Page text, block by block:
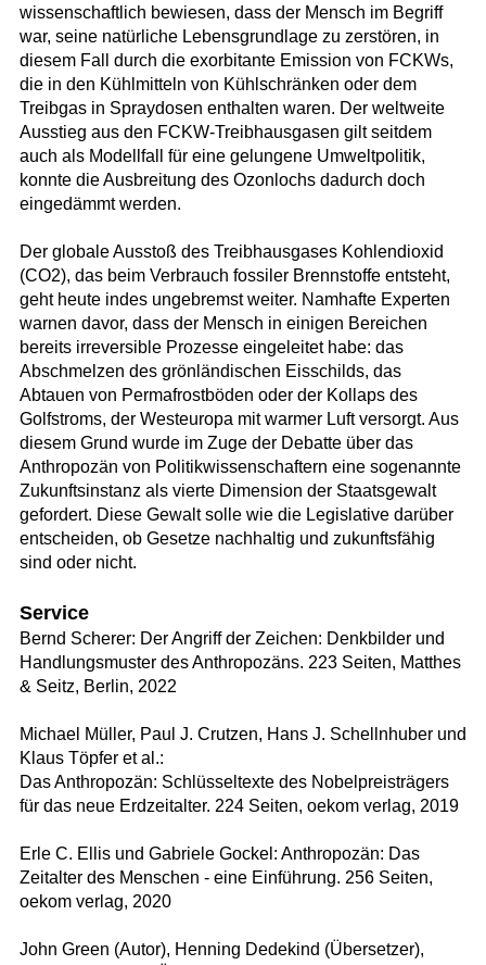
wissenschaftlich bewiesen, dass der Mensch im Begriff
war, seine natürliche Lebensgrundlage zu zerstören, in
diesem Fall durch die exorbitante Emission von FCKWs,
die in den Kühlmitteln von Kühlschränken oder dem
Treibgas in Spraydosen enthalten waren. Der weltweite
Ausstieg aus den FCKW-Treibhausgasen gilt seitdem
auch als Modellfall für eine gelungene Umweltpolitik,
konnte die Ausbreitung des Ozonlochs dadurch doch
eingedämmt werden.
Der globale Ausstoß des Treibhausgases Kohlendioxid
(CO2), das beim Verbrauch fossiler Brennstoffe entsteht,
geht heute indes ungebremst weiter. Namhafte Experten
warnen davor, dass der Mensch in einigen Bereichen
bereits irreversible Prozesse eingeleitet habe: das
Abschmelzen des grönländischen Eisschilds, das
Abtauen von Permafrostböden oder der Kollaps des
Golfstroms, der Westeuropa mit warmer Luft versorgt. Aus
diesem Grund wurde im Zuge der Debatte über das
Anthropozän von Politikwissenschaftern eine sogenannte
Zukunftsinstanz als vierte Dimension der Staatsgewalt
gefordert. Diese Gewalt solle wie die Legislative darüber
entscheiden, ob Gesetze nachhaltig und zukunftsfähig
sind oder nicht.
Service
Bernd Scherer: Der Angriff der Zeichen: Denkbilder und
Handlungsmuster des Anthropozäns. 223 Seiten, Matthes
& Seitz, Berlin, 2022
Michael Müller, Paul J. Crutzen, Hans J. Schellnhuber und
Klaus Töpfer et al.:
Das Anthropozän: Schlüsseltexte des Nobelpreisträgers
für das neue Erdzeitalter. 224 Seiten, oekom verlag, 2019
Erle C. Ellis und Gabriele Gockel: Anthropozän: Das
Zeitalter des Menschen - eine Einführung. 256 Seiten,
oekom verlag, 2020
John Green (Autor), Henning Dedekind (Übersetzer),